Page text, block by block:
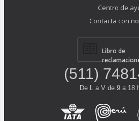
Centro de
Contacta con
Libro de
(511)
De L a V de 9 a 18